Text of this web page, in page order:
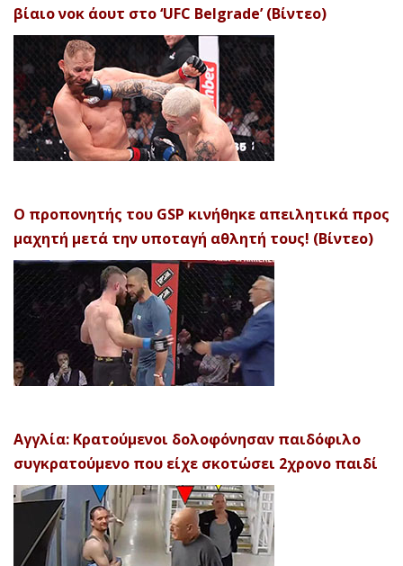
βίαιο νοκ άουτ στο ‘UFC Belgrade’ (Βίντεο)
Ο προπονητής του GSP κινήθηκε απειλητικά προς
μαχητή μετά την υποταγή αθλητή τους! (Βίντεο)
Αγγλία: Κρατούμενοι δολοφόνησαν παιδόφιλο
συγκρατούμενο που είχε σκοτώσει 2χρονο παιδί